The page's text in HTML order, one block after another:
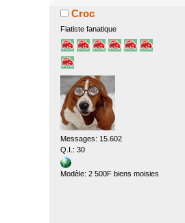
Croc
Fiatiste fanatique
Messages: 15.602
Q.I.: 30
Modèle: 2 500F biens moisies